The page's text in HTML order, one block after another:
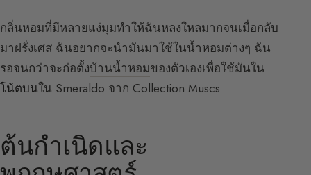
กลิ่นหอมที่มีหลายแง่มุมทำให้ฉันหลงใหลมากจนเมื่อกลับ
มาฝรั่งเศส ฉันอยากจะนำมันมาใช้ในน้ำหอมต่างๆ ฉัน
รอจนกว่าจะก่อตั้งบ้านน้ำหอมของตัวเองเพื่อใช้มันใน
โน้ตบนใน Smeraldo จาก Collection Muscs
ต้นกำเนิดและ